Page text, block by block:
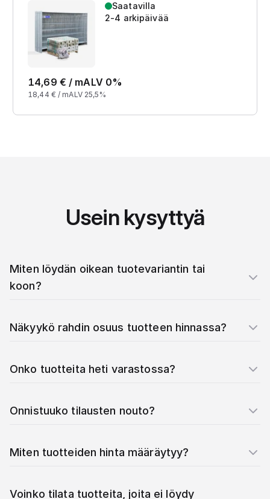
Saatavilla
2-4 arkipäivää
14,69 € / mALV 0%
18,44 € / mALV 25,5%
Usein kysyttyä
Miten löydän oikean tuotevariantin tai
koon?
Näkyykö rahdin osuus tuotteen hinnassa?
Onko tuotteita heti varastossa?
Onnistuuko tilausten nouto?
Miten tuotteiden hinta määräytyy?
Voinko tilata tuotteita, joita ei löydy